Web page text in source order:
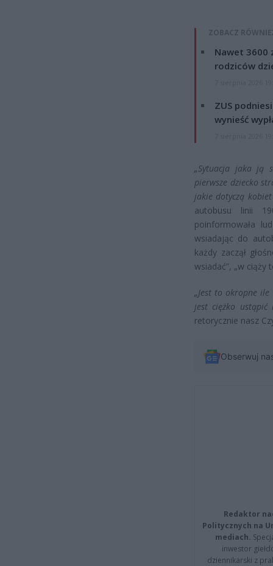
ZOBACZ
Nawet 3600
rodziców
ZUS
wynieść
„Sytuacja jaka ją
pierwsze dziecko
jakie dotyczą kobiet
autobusu linii
poinformowała
wsiadając do
każdy zaczął
wsiadać”, „w ciąży
„Jest to okropne ile
jest ciężko
retorycznie nasz
Obserwuj
Redaktor
Politycznych na
mediach.
inwestor
dziennikarski z